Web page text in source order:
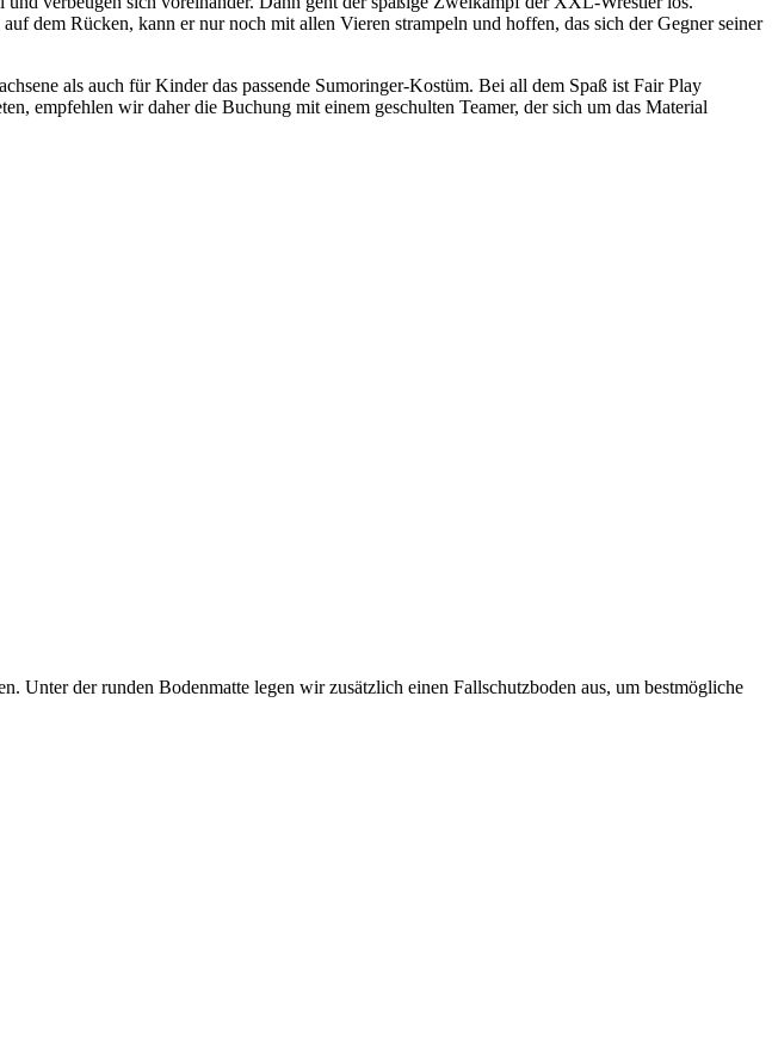
dem Rücken, kann er nur noch mit allen Vieren strampeln und hoffen, das sich der Gegner seiner
als auch für Kinder das passende Sumoringer-Kostüm. Bei all dem Spaß ist Fair Play
empfehlen wir daher die Buchung mit einem geschulten Teamer, der sich um das Material
Unter der runden Bodenmatte legen wir zusätzlich einen Fallschutzboden aus, um bestmögliche